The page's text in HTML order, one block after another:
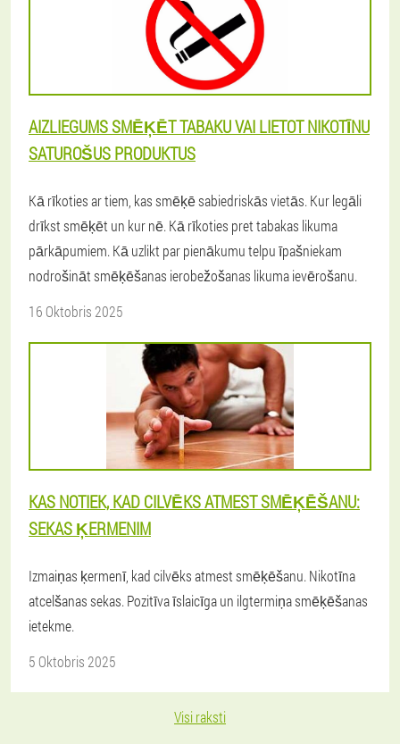
AIZLIEGUMS SMĒĶĒT TABAKU VAI LIETOT NIKOTĪNU
SATUROŠUS PRODUKTUS
Kā rīkoties ar tiem, kas smēķē sabiedriskās vietās. Kur legāli
drīkst smēķēt un kur nē. Kā rīkoties pret tabakas likuma
pārkāpumiem. Kā uzlikt par pienākumu telpu īpašniekam
nodrošināt smēķēšanas ierobežošanas likuma ievērošanu.
16 Oktobris 2025
KAS NOTIEK, KAD CILVĒKS ATMEST SMĒĶĒŠANU:
SEKAS ĶERMENIM
Izmaiņas ķermenī, kad cilvēks atmest smēķēšanu. Nikotīna
atcelšanas sekas. Pozitīva īslaicīga un ilgtermiņa smēķēšanas
ietekme.
5 Oktobris 2025
Visi raksti